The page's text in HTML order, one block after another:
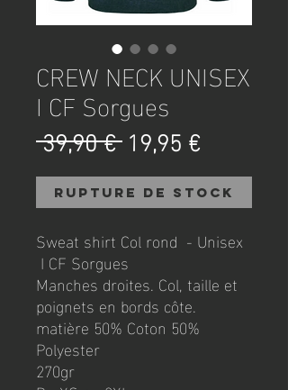
CREW NECK UNISEX
I CF Sorgues
39,90 € Prix
original
19,95 €
Rupture de stock
Sweat shirt Col rond - Unisex
I CF Sorgues
Manches droites. Col, taille et
poignets en bords côte.
matière 50% Coton 50%
Polyester
270gr